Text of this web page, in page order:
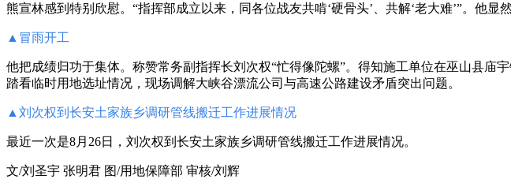
熊宣林感到特别欣慰。“指挥部成立以来，同各位战友共啃‘硬骨头’、共解‘老大难’”。他
▲冒雨开工
他把成绩归功于集体。称赞常务副指挥长刘次权“忙得像陀螺”。得知施工单位在巫山县
踏看临时用地选址情况，现场调解大峡谷漂流公司与高速公路建设矛盾突出问题。
▲ 刘次权到长安土家族乡调研管线搬迁工作进展情况
最近一次是8月26日，刘次权到长安土家族乡调研管线搬迁工作进展情况。
文/刘圣宇 张明君 图/用地保障部 审核/刘辉